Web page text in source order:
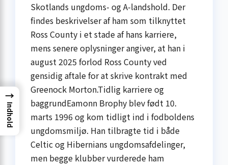
Skotlands ungdoms- og A-landshold. Der
findes beskrivelser af ham som tilknyttet
Ross County i et stade af hans karriere,
mens senere oplysninger angiver, at han i
august 2025 forlod Ross County ved
gensidig aftale for at skrive kontrakt med
Greenock Morton.Tidlig karriere og
baggrundEamonn Brophy blev født 10.
marts 1996 og kom tidligt ind i fodboldens
ungdomsmiljø. Han tilbragte tid i både
Celtic og Hibernians ungdomsafdelinger,
men begge klubber vurderede ham
→
Indhold